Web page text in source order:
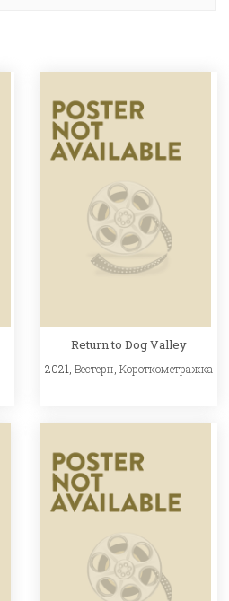
Return to Dog Valley
2021,Вестерн ,Короткометражка